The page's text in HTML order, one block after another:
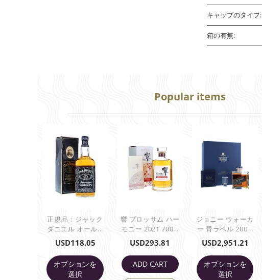
キャップのタイプ:
箱の有無:
Popular items
正規品：ジャック
ダニエル オール...
USD118.05
オプションを
選択
響 ブロッサム ハー
モニー 2021 700...
USD293.81
ADD CART
ジョニー ウォーカ
ー 青ラベル 200...
USD2,951.21
オプションを
選択